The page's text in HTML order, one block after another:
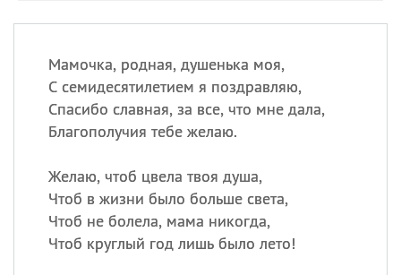
Мамочка, родная, душенька моя,
С семидесятилетием я поздравляю,
Спасибо славная, за все, что мне дала,
Благополучия тебе желаю.
Желаю, чтоб цвела твоя душа,
Чтоб в жизни было больше света,
Чтоб не болела, мама никогда,
Чтоб круглый год лишь было лето!
11.08
День полета на
воздушном шарике
11.08 День Святой Клары —
покровительницы
телевидения
ИМЕНА
Сегодня празднуют именины